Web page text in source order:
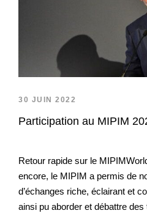
30 JUIN 2022
Participation au MIPIM
Retour rapide sur le
encore, le MIPIM a permis de
d’échanges riche, éclairant et
ainsi pu aborder et débattre